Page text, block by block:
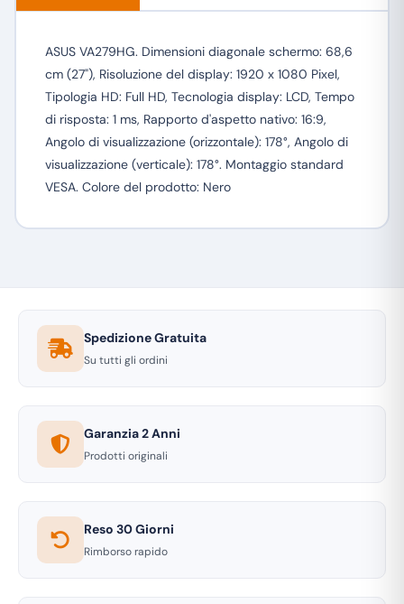
ASUS VA279HG. Dimensioni diagonale schermo: 68,6
cm (27"), Risoluzione del display: 1920 x 1080 Pixel,
Tipologia HD: Full HD, Tecnologia display: LCD, Tempo
di risposta: 1 ms, Rapporto d'aspetto nativo: 16:9,
Angolo di visualizzazione (orizzontale): 178°, Angolo di
visualizzazione (verticale): 178°. Montaggio standard
VESA. Colore del prodotto: Nero
Spedizione Gratuita
Su tutti gli ordini
Garanzia 2 Anni
Prodotti originali
Reso 30 Giorni
Rimborso rapido